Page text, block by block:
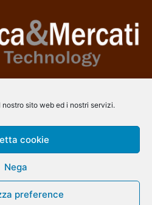
sito web ed i nostri servizi.
cookie
Nega
preference
tecnologie, prodotti, mercati e
SEGUICI